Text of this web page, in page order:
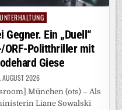
UNTERHALTUNG
Ein „Duell“
ORF-Politthriller mit
Giese
2026
München (ots) – Als
Liane Sowalski